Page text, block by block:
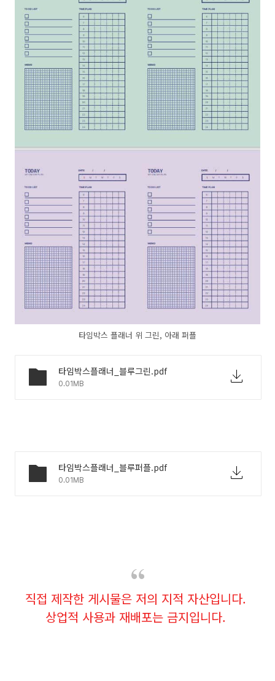
타임박스 플래너 위 그린, 아래 퍼플
타임박스플래너_블루그린.pdf
0.01MB
타임박스플래너_블루퍼플.pdf
0.01MB
직접 제작한 게시물은 저의 지적 자산입니다.
상업적 사용과 재배포는 금지입니다.